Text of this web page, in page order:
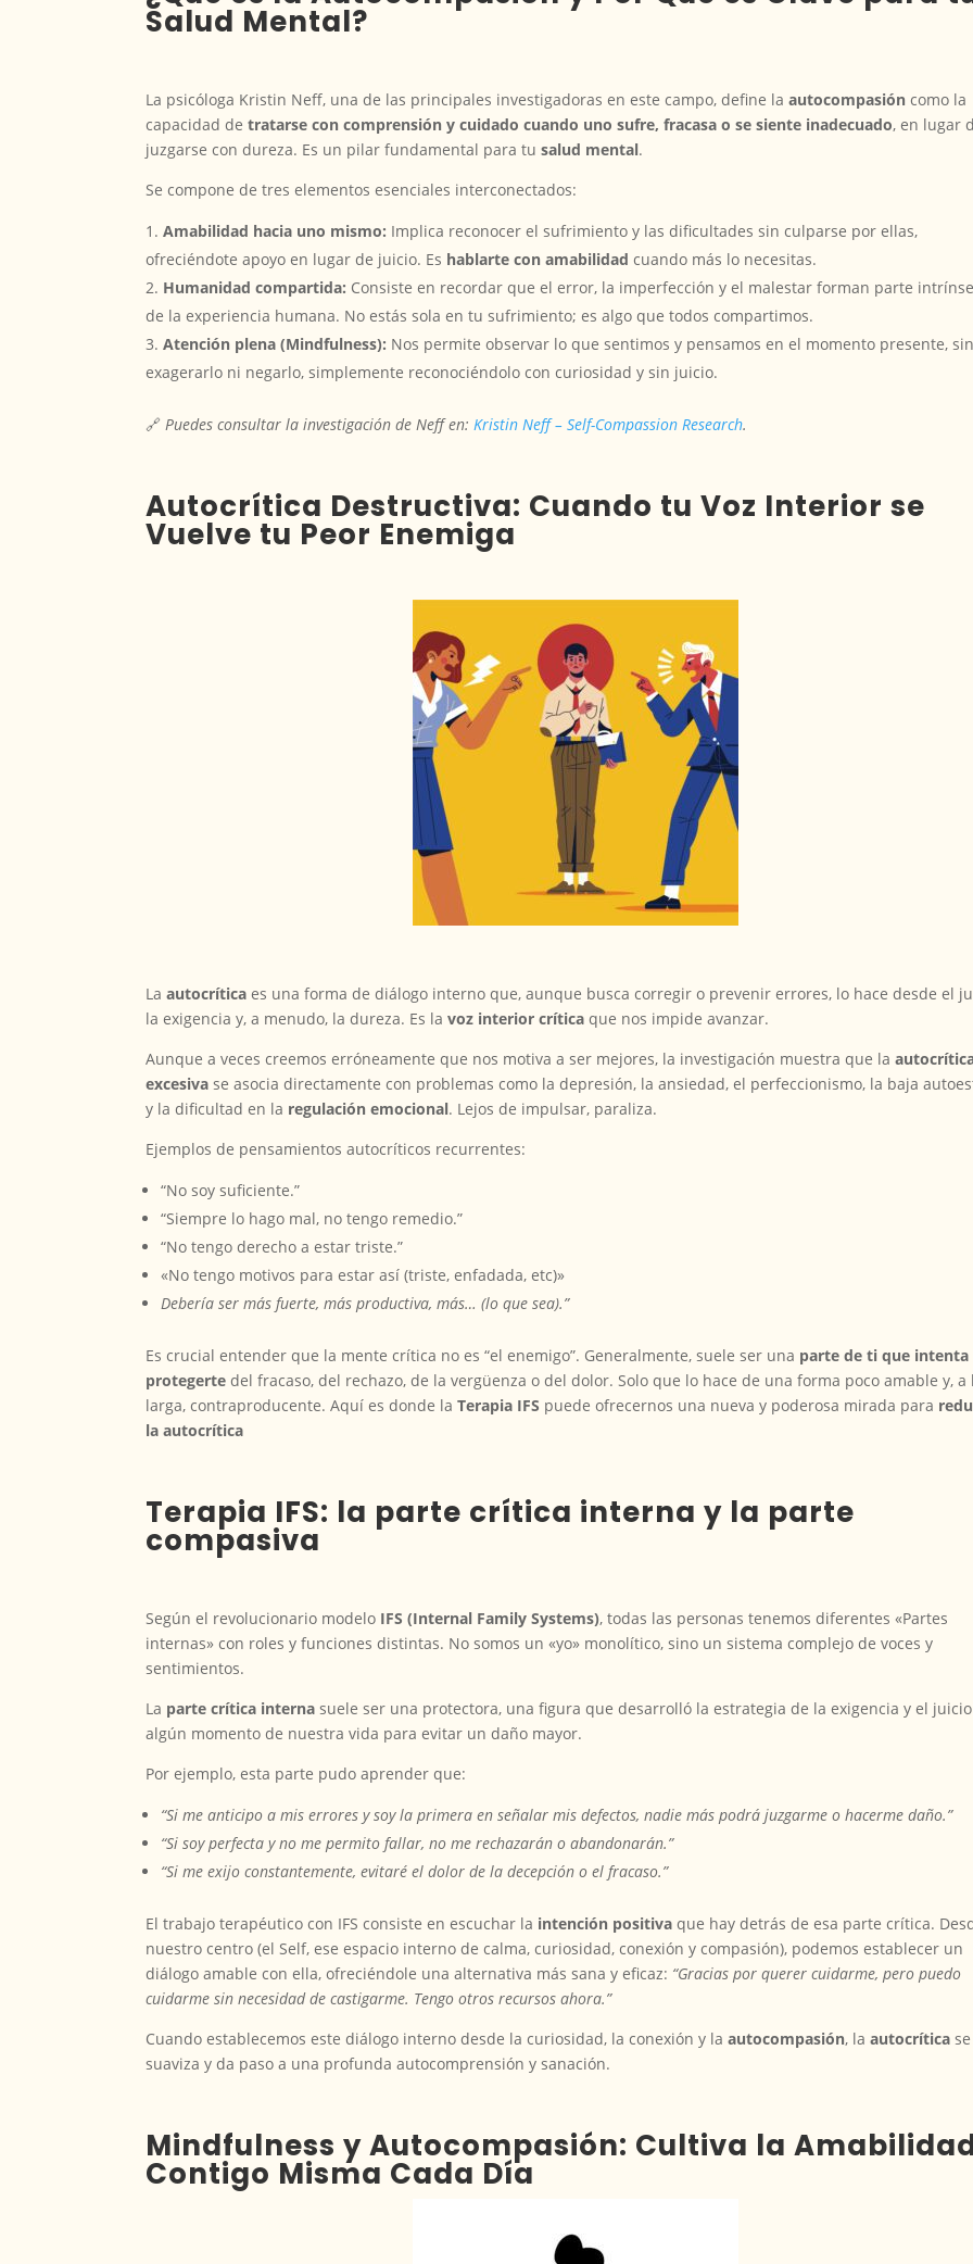
Salud Mental?
La psicóloga Kristin Neff, una de las principales investigadoras en este campo, define laautocompasión como la
capacidad detratarse con comprensión y cuidado cuando uno sufre, fracasa o se siente inadecuado, en lugar
juzgarse con dureza. Es un pilar fundamental para tusalud mental.
Se compone de tres elementos esenciales interconectados:
Amabilidad hacia uno mismo: Implica reconocer el sufrimiento y las dificultades sin culparse por ellas,
ofreciéndote apoyo en lugar de juicio. Es hablarte con amabilidad cuando más lo necesitas.
Humanidad compartida: Consiste en recordar que el error, la imperfección y el malestar forman parte
de la experiencia humana. No estás sola en tu sufrimiento; es algo que todos compartimos.
Atención plena (Mindfulness): Nos permite observar lo que sentimos y pensamos en el momento presente,
exagerarlo ni negarlo, simplemente reconociéndolo con curiosidad y sin juicio.
🔗 Puedes consultar la investigación de Neff en: Kristin Neff – Self-Compassion Research.
Autocrítica Destructiva: Cuando tu Voz Interior se
Vuelve tu Peor Enemiga
Laautocrítica es una forma de diálogo interno que, aunque busca corregir o prevenir errores, lo hace desde el
la exigencia y, a menudo, la dureza. Es lavoz interior crítica que nos impide avanzar.
Aunque a veces creemos erróneamente que nos motiva a ser mejores, la investigación muestra que la
excesiva se asocia directamente con problemas como la depresión, la ansiedad, el perfeccionismo, la baja
y la dificultad en la regulación emocional. Lejos de impulsar, paraliza.
Ejemplos de pensamientos autocríticos recurrentes:
“No soy suficiente.”
“Siempre lo hago mal, no tengo remedio.”
“No tengo derecho a estar triste.”
«No tengo motivos para estar así (triste, enfadada, etc)»
Debería ser más fuerte, más productiva, más… (lo que sea).”
Es crucial entender que la mente crítica no es “el enemigo”. Generalmente, suele ser una parte de ti que intenta
protegerte del fracaso, del rechazo, de la vergüenza o del dolor. Solo que lo hace de una forma poco amable y, a
larga, contraproducente. Aquí es donde laTerapia IFS puede ofrecernos una nueva y poderosa mirada para
la autocrítica
Terapia IFS: la parte crítica interna y la parte
compasiva
Según el revolucionario modelo IFS (Internal Family Systems), todas las personas tenemos diferentes «Partes
internas» con roles y funciones distintas. No somos un «yo» monolítico, sino un sistema complejo de voces y
sentimientos.
La parte crítica interna suele ser una protectora, una figura que desarrolló la estrategia de la exigencia y el
algún momento de nuestra vida para evitar un daño mayor.
Por ejemplo, esta parte pudo aprender que:
“Si me anticipo a mis errores y soy la primera en señalar mis defectos, nadie más podrá juzgarme o hacerme daño.”
“Si soy perfecta y no me permito fallar, no me rechazarán o abandonarán.”
“Si me exijo constantemente, evitaré el dolor de la decepción o el fracaso.”
El trabajo terapéutico con IFS consiste en escuchar la intención positiva que hay detrás de esa parte crítica.
nuestro centro (el Self, ese espacio interno de calma, curiosidad, conexión y compasión), podemos establecer un
diálogo amable con ella, ofreciéndole una alternativa más sana y eficaz: “Gracias por querer cuidarme, pero puedo
cuidarme sin necesidad de castigarme. Tengo otros recursos ahora.”
Cuando establecemos este diálogo interno desde la curiosidad, la conexión y laautocompasión, laautocrítica se
suaviza y da paso a una profunda autocomprensión y sanación.
Mindfulness y Autocompasión: Cultiva la
Contigo Misma Cada Día